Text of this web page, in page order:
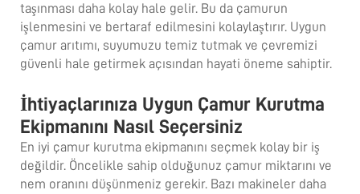
taşınması daha kolay hale gelir. Bu da çamurun
işlenmesini ve bertaraf edilmesini kolaylaştırır. Uygun
çamur arıtımı, suyumuzu temiz tutmak ve çevremizi
güvenli hale getirmek açısından hayati öneme sahiptir.
İhtiyaçlarınıza Uygun Çamur Kurutma
Ekipmanını Nasıl Seçersiniz
En iyi çamur kurutma ekipmanını seçmek kolay bir iş
değildir. Öncelikle sahip olduğunuz çamur miktarını ve
nem oranını düşünmeniz gerekir. Bazı makineler daha